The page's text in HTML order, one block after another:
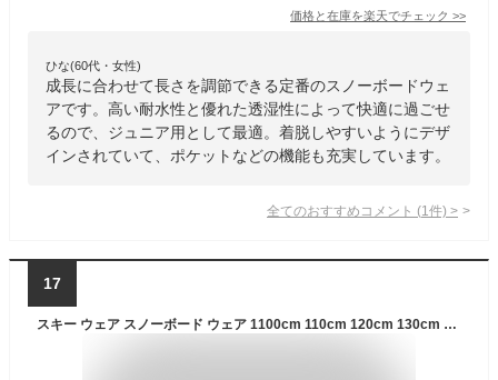
価格と在庫を楽天でチェック >>
ひな(60代・女性)
成長に合わせて長さを調節できる定番のスノーボードウェ
アです。高い耐水性と優れた透湿性によって快適に過ごせ
るので、ジュニア用として最適。着脱しやすいようにデザ
インされていて、ポケットなどの機能も充実しています。
全てのおすすめコメント (1 件) >
17
スキー ウェア スノーボード ウェア 1100cm 110cm 120cm 130cm 140cm 150cm キッズ ボードウェア スノボウェア ジュニア スノボ スノボー ウエア スノーウェア 上下セット ジャケット パンツ 激安 子供用 メンズ レディース PJS-107PR